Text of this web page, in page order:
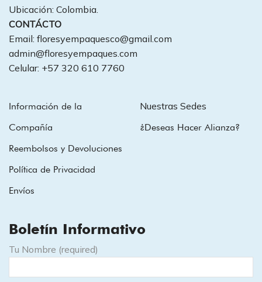
Ubicación: Colombia.
CONTÁCTO
Email: floresyempaquesco@gmail.com
admin@floresyempaques.com
Celular: +57 320 610 7760
Información de la
Compañía
Reembolsos y Devoluciones
Política de Privacidad
Envíos
Nuestras Sedes
¿Deseas Hacer Alianza?
Boletín Informativo
Tu Nombre (required)